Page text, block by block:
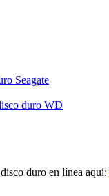
Seagate
duro WD
duro en línea aquí: